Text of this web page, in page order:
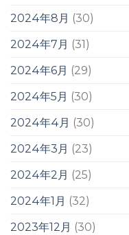
2024年8月 (30)
2024年7月 (31)
2024年6月 (29)
2024年5月 (30)
2024年4月 (30)
2024年3月 (23)
2024年2月 (25)
2024年1月 (32)
2023年12月 (30)